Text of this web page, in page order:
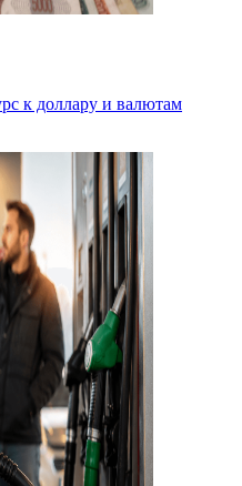
к доллару и валютам